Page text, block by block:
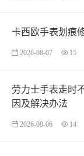
卡西欧手表划痕
2026-08-07 15
劳力士手表走时
因及解决办法
2026-08-06 14